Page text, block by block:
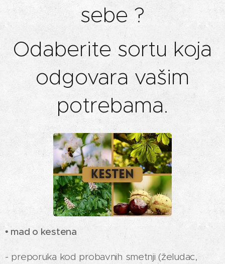
sebe ?
Odaberite sortu koja
odgovara vašim
potrebama.
• mad o kestena
- preporuka kod probavnih smetnji (želudac,